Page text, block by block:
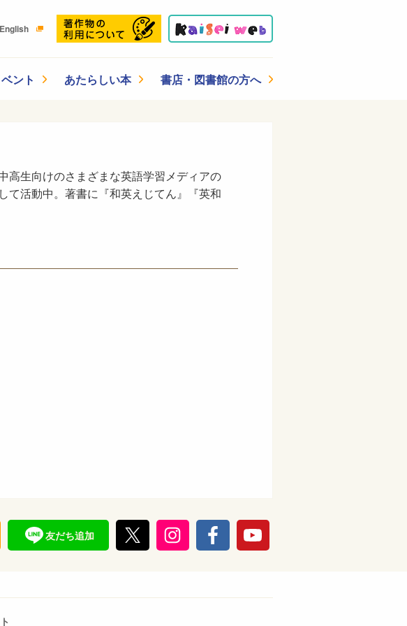
English
ント あたらしい本 書店・図書館の方へ
高生向けのさまざまな英語学習メディアの
て活動中。著書に『和英えじてん』『英和
友だち追加